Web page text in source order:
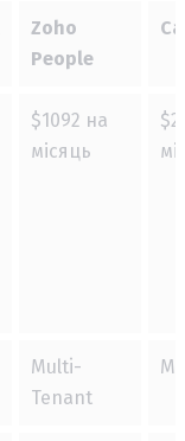
Zoho
People
$1092 на
місяць
Multi-
Tenant